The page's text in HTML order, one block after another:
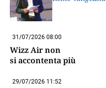
31/07/2026 08:00
Wizz Air non
si accontenta più
29/07/2026 11:52